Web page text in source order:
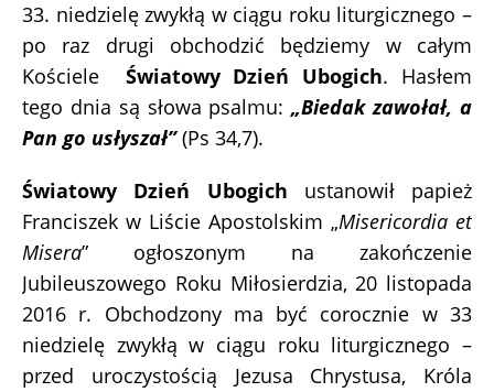
33. niedzielę zwykłą w ciągu roku liturgicznego –
po raz drugi obchodzić będziemy w całym
Kościele Światowy Dzień Ubogich. Hasłem
tego dnia są słowa psalmu:„Biedak zawołał, a
Pan go usłyszał”(Ps 34,7).
Światowy Dzień Ubogich ustanowił papież
Franciszek w Liście Apostolskim „Misericordia et
Misera” ogłoszonym na zakończenie
Jubileuszowego Roku Miłosierdzia, 20 listopada
2016 r. Obchodzony ma być corocznie w 33
niedzielę zwykłą w ciągu roku liturgicznego –
przed uroczystością Jezusa Chrystusa, Króla